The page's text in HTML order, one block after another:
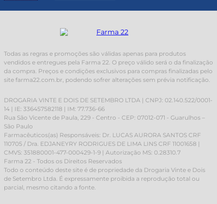
Todas as regras e promoções são válidas apenas para produtos
vendidos e entregues pela Farma 22. O preço válido será o da finalização
da compra. Preços e condições exclusivos para compras finalizadas pelo
site farma22.com.br, podendo sofrer alterações sem prévia notificação.
DROGARIA VINTE E DOIS DE SETEMBRO LTDA | CNPJ: 02.140.522/0001-
14 | IE: 336457582118 | IM: 77.736-66
Rua São Vicente de Paula, 229 - Centro - CEP: 07012-071 - Guarulhos –
São Paulo
Farmacêuticos(as) Responsáveis: Dr. LUCAS AURORA SANTOS CRF
110705 / Dra. EDJANEYRY RODRIGUES DE LIMA LINS CRF 11001658 |
CMVS: 351880001-477-000429-1-9 | Autorização MS: 0.28310.7
Farma 22 - Todos os Direitos Reservados
Todo o conteúdo deste site é de propriedade da Drogaria Vinte e Dois
de Setembro Ltda. É expressamente proibida a reprodução total ou
parcial, mesmo citando a fonte.